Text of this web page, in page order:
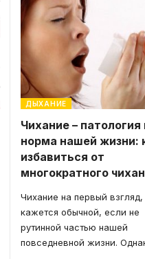
ДЫХАНИЕ
Чихание – патология
норма нашей жизни:
избавиться от
многократного
Чихание на первый взгляд,
кажется обычной, если не
рутинной частью нашей
повседневной жизни.